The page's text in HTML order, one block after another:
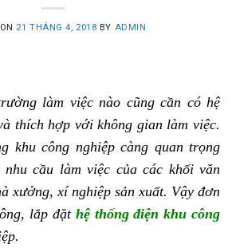
21 THÁNG 4, 2018 BY ADMIN
làm việc nào cũng cần có hệ
thích hợp với không gian làm việc.
khu công nghiệp càng quan trọng
cầu làm việc của các khối văn
xưởng, xí nghiệp sản xuất. Vậy đơn
lắp đặt hệ thống điện khu công